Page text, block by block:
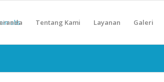
Tentang Kami Layanan Galeri